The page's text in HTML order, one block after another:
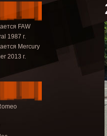
FAW
1987 г.
Mercury
2013 г.